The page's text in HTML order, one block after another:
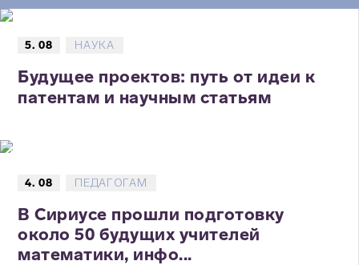
5. 08 НАУКА
Будущее проектов: путь от идеи к
патентам и научным статьям
4. 08 ПЕДАГОГАМ
В Сириусе прошли подготовку
около 50 будущих учителей
математики, инфо...